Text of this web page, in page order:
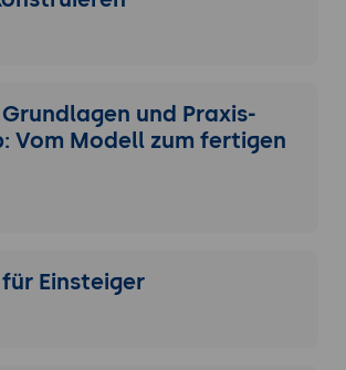
und Praxis-
Vom Modell zum fertigen
Einsteiger